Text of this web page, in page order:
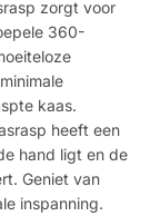
zorgt voor
360-
kaas.
heeft een
hand ligt en de
Geniet van
inspanning.